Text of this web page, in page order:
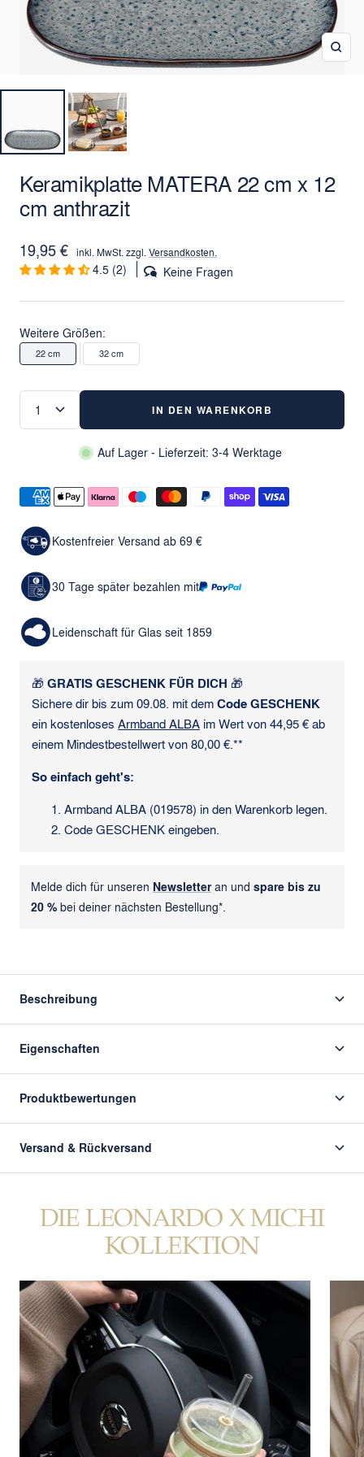
Keramikplatte MATERA 22 cm x 12
cm anthrazit
Angebotspreis
19,95 € inkl. MwSt. zzgl. Versandkosten.
4.5 (2) Keine Fragen
Weitere Größen:
22 cm 32 cm
IN DEN WARENKORB
Auf Lager - Lieferzeit: 3-4 Werktage
Kostenfreier Versand ab 69 €
30 Tage später bezahlen mit
Leidenschaft für Glas seit 1859
🎁 GRATIS GESCHENK FÜR DICH 🎁
Sichere dir bis zum 09.08. mit demCode GESCHENK
ein kostenloses Armband ALBA im Wert von 44,95 € ab
einem Mindestbestellwert von 80,00 €.**
So einfach geht's:
Armband ALBA (019578) in den Warenkorb legen.
Code GESCHENK eingeben.
Melde dich für unseren Newsletter an und spare bis zu
20 % bei deiner nächsten Bestellung*.
Beschreibung
Eigenschaften
Produktbewertungen
Versand & Rückversand
DIE LEONARDO X MICHI
KOLLEKTION